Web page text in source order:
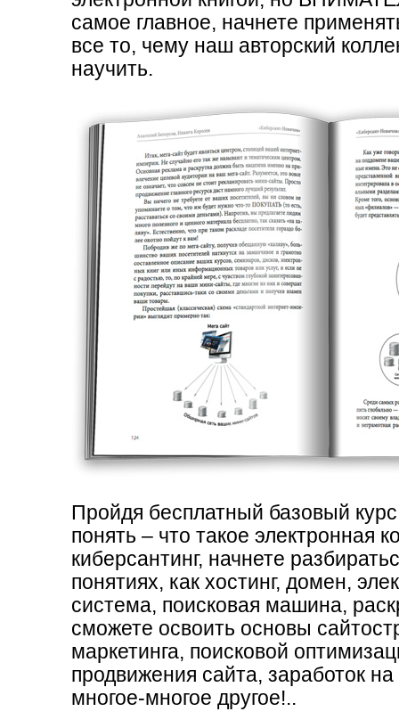
самое главное, начнете
все то, чему наш авторский
научить.
Пройдя бесплатный базовый
понять – что такое электронная
киберсантинг, начнете
понятиях, как хостинг, домен,
система, поисковая машина,
сможете освоить основы
маркетинга, поисковой
продвижения сайта, заработок
многое-многое другое!..
рассуждений об
Порадовало, что
кругами, чтобы ты сам
многие самозваные
ценный учебный курс,
источников
"Киберсант-Новичок"
просмотра
позволяющим легко
Информация изложена
Охвачены практически
не нужно искать
том или ином аспекте
раздел и читаешь.
жадничают, смело
информацию. Жалею об
источник, много
качество этого курса.
знакомо, курс
в одной книге и удобно
оказалось много новых
еще продолжаю
удовольствие, но уже
платных курсов, так